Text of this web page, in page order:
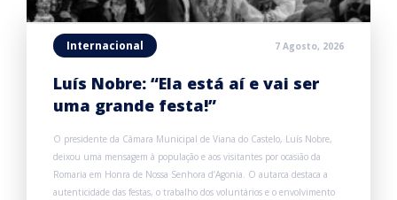
Internacional 7 Agosto, 2026
Luís Nobre: “Ela está aí e vai ser
uma grande festa!”
O presidente da Câmara Municipal de Viana do Castelo, Luís Nobre,
deixou uma mensagem à população e aos visitantes por ocasião da
Romaria em Honra de Nossa Senhora d’Agonia. O autarca destaca a
autenticidade das festas, o trabalho dos voluntários e o envolvimento